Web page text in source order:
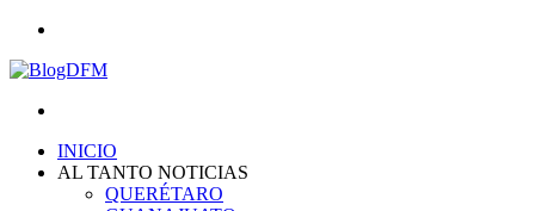
INICIO
AL TANTO NOTICIAS
QUERÉTARO